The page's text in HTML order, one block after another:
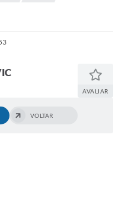
AVALIAR
VOLTAR